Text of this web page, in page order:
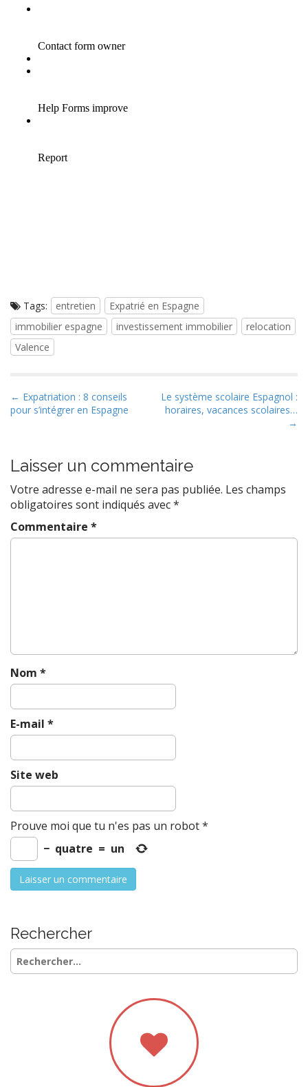
Tags: entretien
Expatrié en Espagne
immobilier espagne
investissement immobilier
relocation
Valence
P
o
n
a
v
i
g
← Expatriation : 8 conseils
pour s’intégrer en Espagne
Le système scolaire Espagnol :
horaires, vacances scolaires…
→
Laisser un commentaire
Votre adresse e-mail ne sera pas publiée. Les champs
obligatoires sont indiqués avec*
Commentaire *
Nom *
E-mail *
Site web
Prouve moi que tu n'es pas un robot*
− quatre = un
Rechercher
Rechercher :